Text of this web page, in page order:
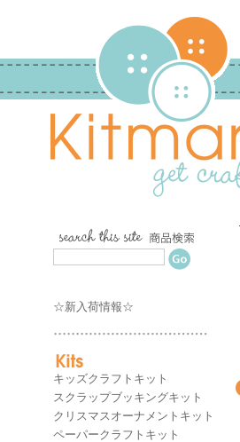
☆新入荷情報☆
キッズクラフトキット
スクラップブッキングキット
クリスマスオーナメントキット
ペーパークラフトキット